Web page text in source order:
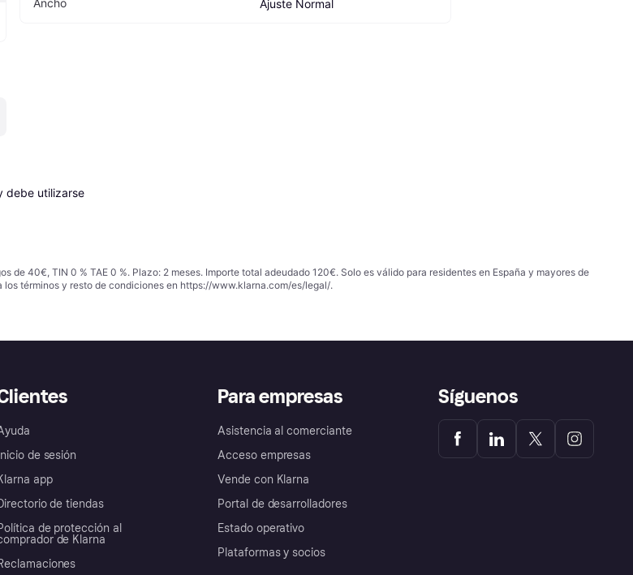
Ancho Ajuste Normal
debe utilizarse
de 40€, TIN 0 % TAE 0 %. Plazo: 2 meses. Importe total adeudado 120€. Solo es válido para residentes en España y mayores de
los términos y resto de condiciones en https://www.klarna.com/es/legal/.
Inicio de sesión
app
de tiendas
de protección al
de Klarna
Para empresas
Asistencia al comerciante
Acceso empresas
Vende con Klarna
Portal de desarrolladores
Estado operativo
Plataformas y socios
Síguenos